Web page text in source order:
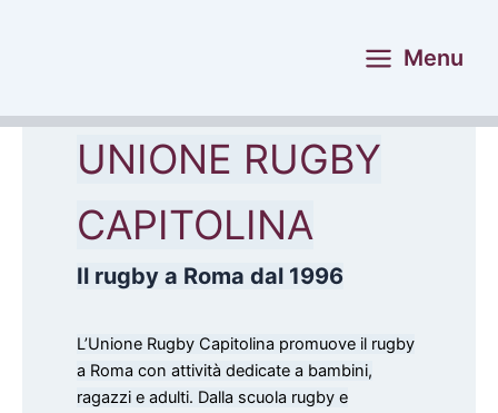
Menu
UNIONE RUGBY
CAPITOLINA
Il rugby a Roma dal 1996
L’Unione Rugby Capitolina promuove il rugby
a Roma con attività dedicate a bambini,
ragazzi e adulti. Dalla scuola rugby e